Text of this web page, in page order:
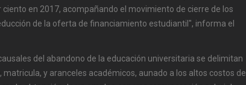
en 2017, acompañando el movimiento de cierre de los
de la oferta de financiamiento estudiantil", informa el
del abandono de la educación universitaria se delimitan
matricula, y aranceles académicos, aunado a los altos costos de